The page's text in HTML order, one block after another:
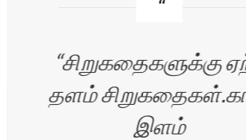
சிறுகதைகளுக்கு
தளம்
இளம்